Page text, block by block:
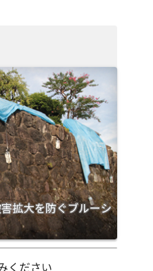
拡大を防ぐブルーシ
ください